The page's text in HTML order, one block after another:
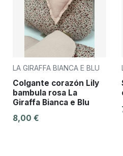
LA GIRAFFA BIANCA E BLU
Colgante corazón Lily
bambula rosa La
Giraffa Bianca e Blu
8,00 €